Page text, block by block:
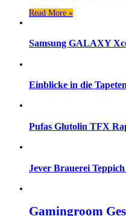
Read More »
Samsung GALAXY
Einblicke in die
Pufas Glutolin TFX
Jever Brauerei
Gamingroom